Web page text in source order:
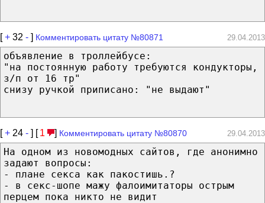
[+ 32 - ] Комментировать цитату №80871 29.04.2013
объявление в троллейбусе:
"на постоянную работу требуются кондукторы,
з/п от 16 тр"
снизу ручкой приписано: "не выдают"
[+ 24 - ] [ 1 ] Комментировать цитату №80870 29.04.2013
На одном из новомодных сайтов, где анонимно
задают вопросы:
- плане секса как пакостишь.?
- в секс-шопе мажу фалоимитаторы острым
перцем пока никто не видит